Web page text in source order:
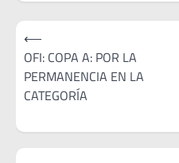
Navegación
de
entradas
⟵
OFI: COPA A: POR LA
PERMANENCIA EN LA
CATEGORÍA